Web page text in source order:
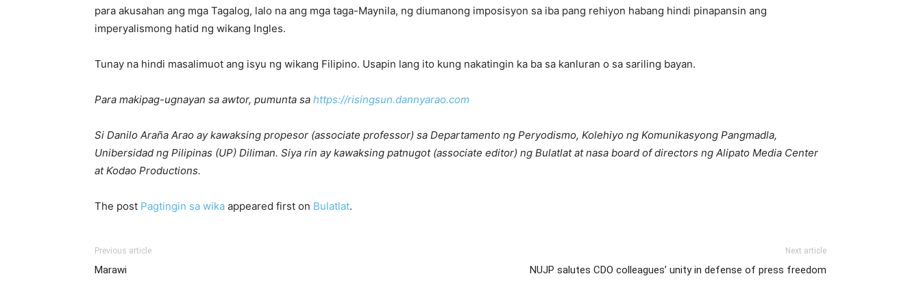
para akusahan ang mga Tagalog, lalo na ang mga taga-Maynila, ng diumanong imposisyon sa iba pang rehiyon habang hindi pinapansin ang
imperyalismong hatid ng wikang Ingles.
Tunay na hindi masalimuot ang isyu ng wikang Filipino. Usapin lang ito kung nakatingin ka ba sa kanluran o sa sariling bayan.
Para makipag-ugnayan sa awtor, pumunta sa https://risingsun.dannyarao.com
Si Danilo Araña Arao ay kawaksing propesor (associate professor) sa Departamento ng Peryodismo, Kolehiyo ng Komunikasyong Pangmadla,
Unibersidad ng Pilipinas (UP) Diliman. Siya rin ay kawaksing patnugot (associate editor) ng Bulatlat at nasa board of directors ng Alipato Media Center
at Kodao Productions.
The post Pagtingin sa wika appeared first on Bulatlat.
Previous article
Marawi
Next article
NUJP salutes CDO colleagues’ unity in defense of press freedom